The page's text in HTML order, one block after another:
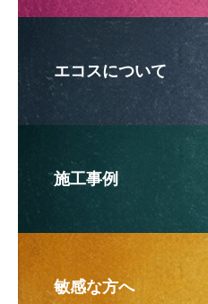
エコスについて
施工事例
敏感な方へ